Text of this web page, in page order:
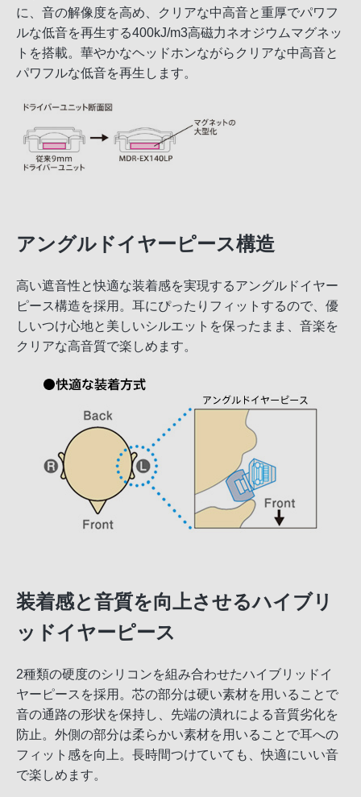
に、音の解像度を高め、クリアな中高音と重厚でパワフ
ルな低音を再生する400kJ/m3高磁力ネオジウムマグネッ
トを搭載。華やかなヘッドホンながらクリアな中高音と
パワフルな低音を再生します。
アングルドイヤーピース構造
高い遮音性と快適な装着感を実現するアングルドイヤー
ピース構造を採用。耳にぴったりフィットするので、優
しいつけ心地と美しいシルエットを保ったまま、音楽を
クリアな高音質で楽しめます。
装着感と音質を向上させるハイブリ
ッドイヤーピース
2種類の硬度のシリコンを組み合わせたハイブリッドイ
ヤーピースを採用。芯の部分は硬い素材を用いることで
音の通路の形状を保持し、先端の潰れによる音質劣化を
防止。外側の部分は柔らかい素材を用いることで耳への
フィット感を向上。長時間つけていても、快適にいい音
で楽しめます。